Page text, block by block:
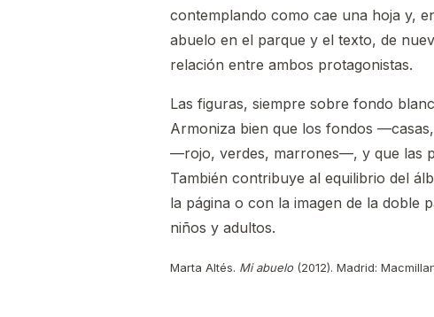
contemplando como cae una hoja y,
abuelo en el parque y el texto, de
relación entre ambos protagonistas.
Las figuras, siempre sobre fondo
Armoniza bien que los fondos
—rojo, verdes, marrones—, y que las
También contribuye al equilibrio del
la página o con la imagen de la doble
niños y adultos.
Marta Altés. Mi abuelo(2012). Madrid: